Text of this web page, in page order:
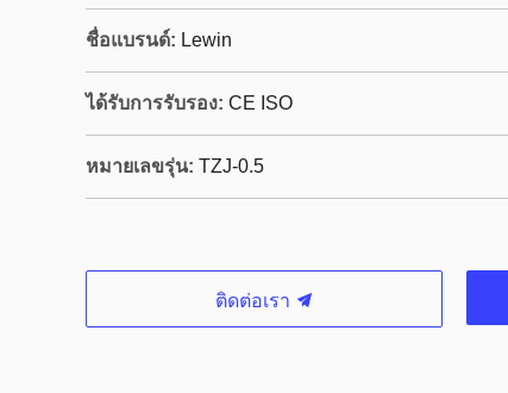
ชื่อแบรนด์: Lewin
ได้รับการรับรอง: CE ISO
หมายเลขรุ่น: TZJ-0.5
ติดต่อเรา